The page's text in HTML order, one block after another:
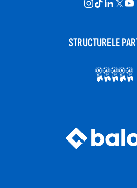
STRUCTURELE